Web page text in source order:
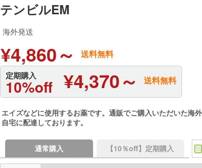
テンビルEM
海外発送
¥4,860～ 送料無料
定期購入
10%off ¥4,370～ 送料無料
エイズなどに使用するお薬です。通販でご購入いただいた海
自宅に配達しております。
通常購入 【10％off】定期購入